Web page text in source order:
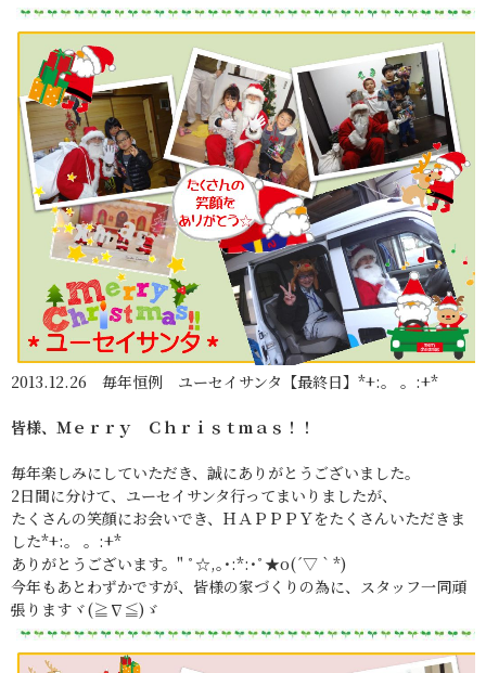
2013.12.26 毎年恒例 ユーセイサンタ【最終日】*+:。 。:+*
皆様、Ｍｅｒｒｙ Ｃｈｒｉｓｔｍａｓ！！
毎年楽しみにしていただき、誠にありがとうございました。
2日間に分けて、ユーセイサンタ行ってまいりましたが、
たくさんの笑顔にお会いでき、ＨＡＰＰＰＹをたくさんいただきま
した*+:。 。:+*
ありがとうございます。" ﾟ☆,｡･:*:･ﾟ★o(´▽｀*)
今年もあとわずかですが、皆様の家づくりの為に、スタッフ一同頑
張りますヾ(≧∇≦)ゞ